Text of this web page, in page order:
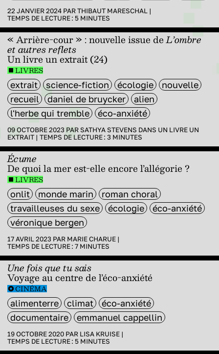
22 JANVIER 2024 PARTHIBAUT MARESCHAL |
TEMPS DE LECTURE : 5 MINUTES
« Arrière-cour » : nouvelle issue deL’ombre
et autres reflets
Un livre un extrait (24)
LIVRES
extrait science-fiction écologie
nouvelle
recueil
daniel de bruycker
alien
l'herbe qui tremble
éco-anxiété
09 OCTOBRE 2023 PAR SATHYA STEVENS DANS UN LIVRE UN
EXTRAIT | TEMPS DE LECTURE : 3 MINUTES
Écume
De quoi la mer est-elle encore l’allégorie ?
LIVRES
onlit monde marin
roman choral
travailleuses du sexe
écologie
éco-anxiété
véronique bergen
17 AVRIL 2023 PAR MARIE CHARUE |
TEMPS DE LECTURE : 7 MINUTES
Une fois que tu sais
Voyage au centre de l’éco-anxiété
CINÉMA
alimenterre climat
éco-anxiété
documentaire
emmanuel cappellin
19 OCTOBRE 2020 PAR LISA KRUISE |
TEMPS DE LECTURE : 5 MINUTES